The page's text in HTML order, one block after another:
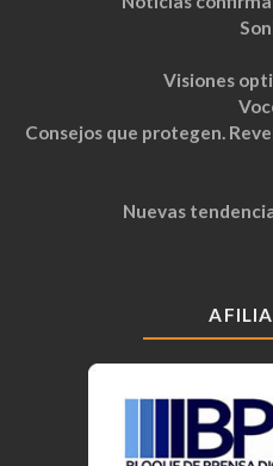
Visiones
Consejos que protegen.
Nuevas